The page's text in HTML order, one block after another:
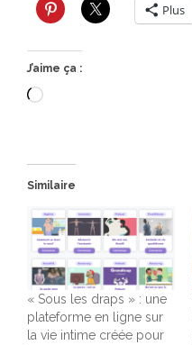
Plus
J’aime ça :
Chargement…
Similaire
« Sous les draps » : une
plateforme en ligne sur
la vie intime créée pour